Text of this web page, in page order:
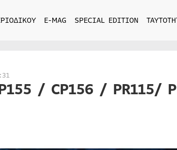
E-MAG SPECIAL EDITION
/ CP156 / PR115/